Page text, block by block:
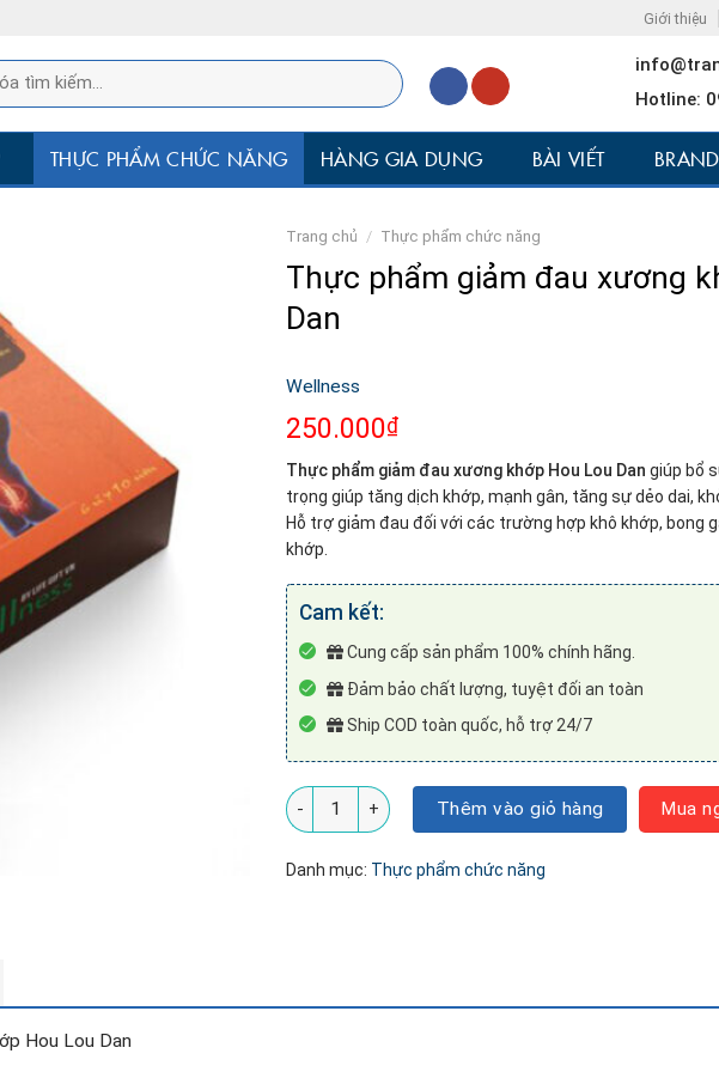
Giới thiệu
Hotline:
THỰC PHẨM CHỨC NĂNG HÀNG GIA DỤNG BÀI VIẾT BRAND
Trang chủ / Thực phẩm chức năng
Thực phẩm giảm đau xương
Dan
Wellness
250.000₫
Thực phẩm giảm đau xương khớp Hou Lou Dan giúp bổ
trọng giúp tăng dịch khớp, mạnh gân, tăng sự dẻo dai,
Hỗ trợ giảm đau đối với các trường hợp khô khớp, bong
khớp.
Cam kết:
Cung cấp sản phẩm 100% chính hãng.
Đảm bảo chất lượng, tuyệt đối an toàn
Ship COD toàn quốc, hỗ trợ 24/7
Thực phẩm giảm đau xương khớp Hou Lou Dan số lượng
Thêm vào giỏ hàng Mua
Danh mục: Thực phẩm chức năng
Hou Lou Dan